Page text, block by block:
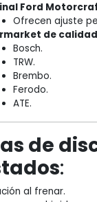
Ford
Ofrecen ajuste
de calidad
Bosch.
TRW.
Brembo.
Ferodo.
ATE.
de
:
al frenar.